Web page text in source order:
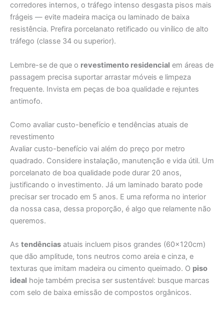
corredores internos, o tráfego intenso desgasta pisos mais
frágeis — evite madeira maciça ou laminado de baixa
resistência. Prefira porcelanato retificado ou vinílico de alto
tráfego (classe 34 ou superior).
Lembre-se de que o revestimento residencial em áreas de
passagem precisa suportar arrastar móveis e limpeza
frequente. Invista em peças de boa qualidade e rejuntes
antimofo.
Como avaliar custo-benefício e tendências atuais de
revestimento
Avaliar custo-benefício vai além do preço por metro
quadrado. Considere instalação, manutenção e vida útil. Um
porcelanato de boa qualidade pode durar 20 anos,
justificando o investimento. Já um laminado barato pode
precisar ser trocado em 5 anos. E uma reforma no interior
da nossa casa, dessa proporção, é algo que relamente não
queremos.
As tendências atuais incluem pisos grandes (60x120cm)
que dão amplitude, tons neutros como areia e cinza, e
texturas que imitam madeira ou cimento queimado. O piso
ideal hoje também precisa ser sustentável: busque marcas
com selo de baixa emissão de compostos orgânicos.